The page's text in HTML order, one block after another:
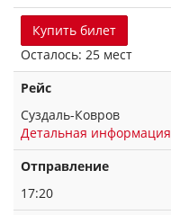
Купить билет
Осталось: 25 мест
Рейс
Суздаль-Ковров
Детальная информация
Отправление
17:20